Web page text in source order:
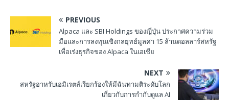
PREVIOUS
Alpaca และ SBI Holdings ของญี่ปุ่น ประกาศความร่วม
มือและการลงทุนเชิงกลยุทธ์มูลค่า 15 ล้านดอลลาร์สหรัฐ
เพื่อเร่งธุรกิจของ Alpaca ในเอเชีย
NEXT
สหรัฐอาหรับเอมิเรตส์เรียกร้องให้มีฉันทามติระดับโลก
เกี่ยวกับการกำกับดูแล AI